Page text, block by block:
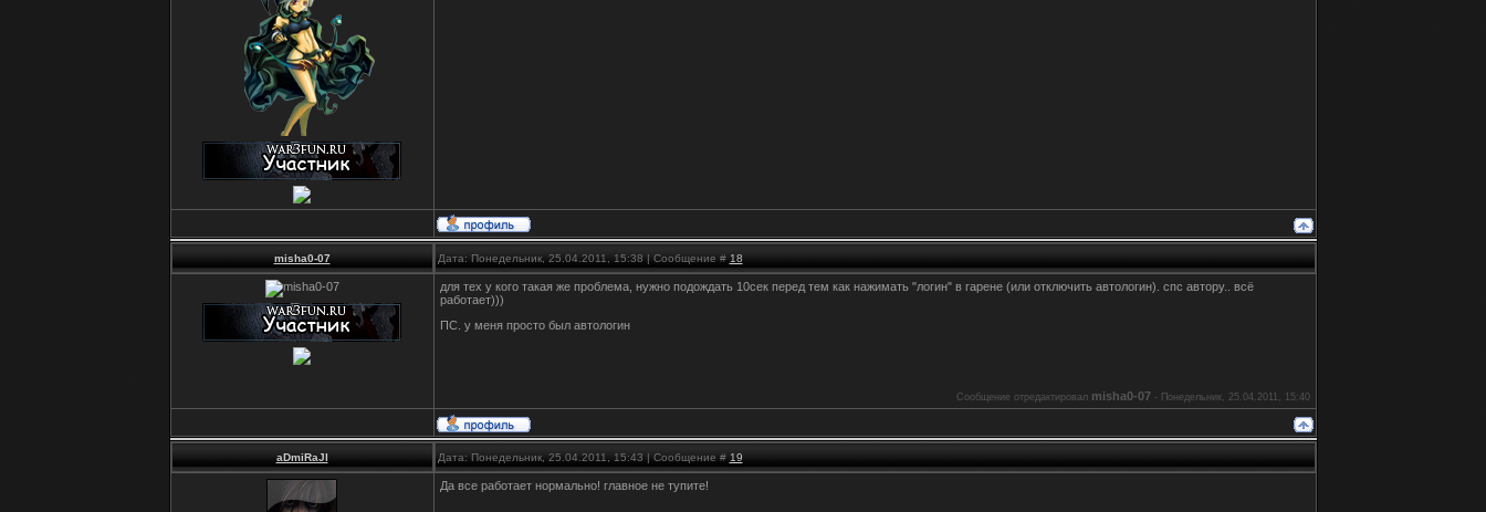
misha0-07 Дата: Понедельник, 25.04.2011, 15:38 | Сообщение # 18
для тех у кого такая же проблема, нужно подождать 10сек перед тем как нажимать "логин" в гарене (или отключить автологин). спс автору.. всё
работает)))
ПС. у меня просто был автологин
Сообщение отредактировал misha0-07 - Понедельник, 25.04.2011, 15:40
aDmiRaJl Дата: Понедельник, 25.04.2011, 15:43 | Сообщение # 19
Да все работает нормально! главное не тупите!